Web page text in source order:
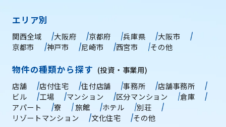
エリア別
関西全域 大阪府 京都府 兵庫県
大阪市
京都市
神戸市 尼崎市 西宮市 その他
物件の種類から探す (投資・事業用)
店舗
店付住宅 住付店舗 事務所
店舗事務所
ビル
工場 マンション 区分マンション
倉庫
アパート
寮 旅館 ホテル
別荘
リゾートマンション
文化住宅 その他